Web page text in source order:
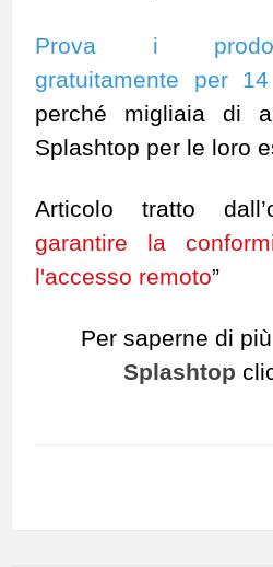
Prova i
gratuitamente per
perché migliaia di
Splashtop per le loro
Articolo tratto
garantire la
l'accesso remoto”
Per saperne di
Splashtop